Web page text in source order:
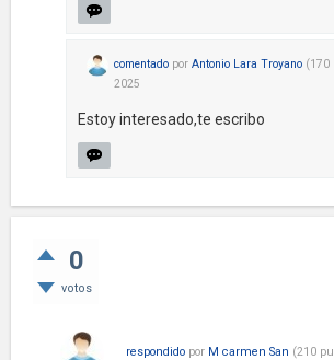
comentado por Antonio Lara Troyano (170
2025
Estoy interesado,te escribo
0
votos
respondido por M carmen San (210